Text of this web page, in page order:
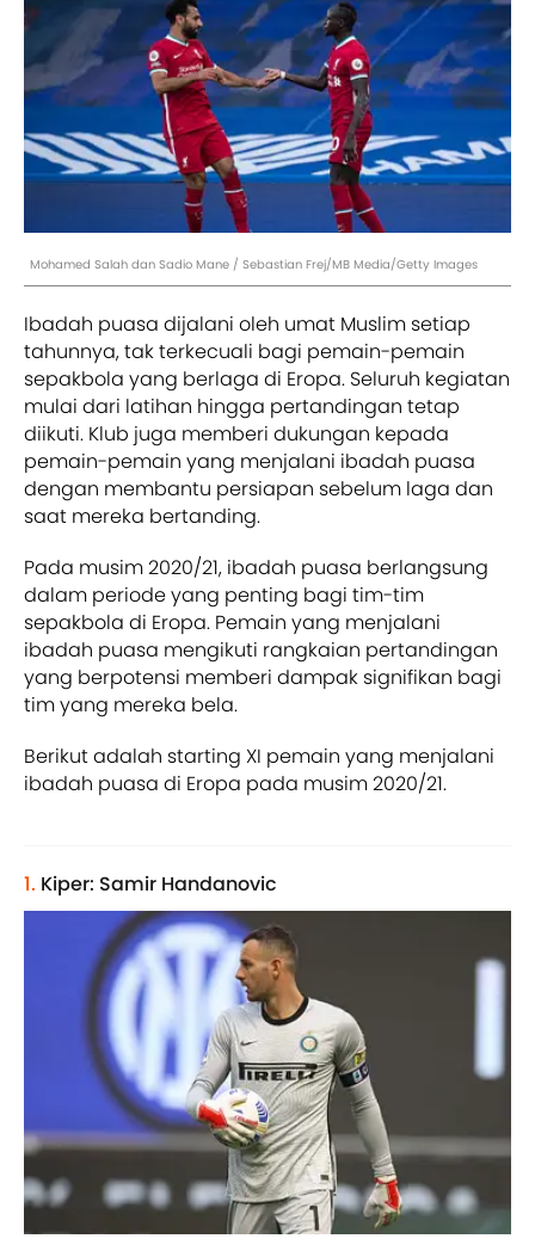
Mohamed Salah dan Sadio Mane / Sebastian Frej/MB Media/Getty Images
Ibadah puasa dijalani oleh umat Muslim setiap
tahunnya, tak terkecuali bagi pemain-pemain
sepakbola yang berlaga di Eropa. Seluruh kegiatan
mulai dari latihan hingga pertandingan tetap
diikuti. Klub juga memberi dukungan kepada
pemain-pemain yang menjalani ibadah puasa
dengan membantu persiapan sebelum laga dan
saat mereka bertanding.
Pada musim 2020/21, ibadah puasa berlangsung
dalam periode yang penting bagi tim-tim
sepakbola di Eropa. Pemain yang menjalani
ibadah puasa mengikuti rangkaian pertandingan
yang berpotensi memberi dampak signifikan bagi
tim yang mereka bela.
Berikut adalah starting XI pemain yang menjalani
ibadah puasa di Eropa pada musim 2020/21.
1. Kiper: Samir Handanovic